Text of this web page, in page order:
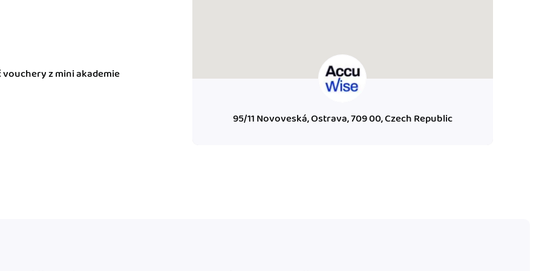
pro finanční
vouchery z mini akademie
95/11 Novoveská, Ostrava, 709 00, Czech Republic